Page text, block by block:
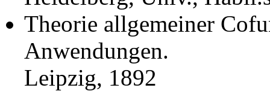
Theorie allgemeiner
Anwendungen.
Leipzig, 1892